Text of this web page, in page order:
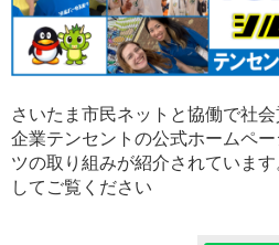
さいたま市民ネットと協働で社
企業テンセントの公式ホームペ
ツの取り組みが紹介されていま
してご覧ください